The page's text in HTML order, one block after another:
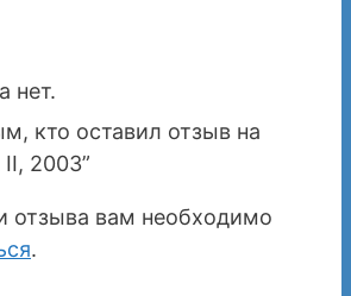
нет.
кто оставил отзыв на
2003”
отзыва вам необходимо
.